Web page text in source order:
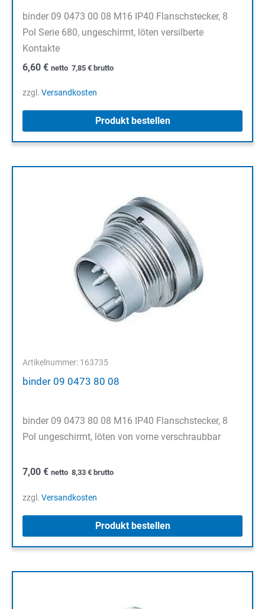
binder 09 0473 00 08 M16 IP40 Flanschstecker, 8
Pol Serie 680, ungeschirmt, löten versilberte
Kontakte
6,60 € netto 7,85 € brutto
zzgl. Versandkosten
Produkt bestellen
Artikelnummer: 163735
binder 09 0473 80 08
binder 09 0473 80 08 M16 IP40 Flanschstecker, 8
Pol ungeschirmt, löten von vorne verschraubbar
7,00 € netto 8,33 € brutto
zzgl. Versandkosten
Produkt bestellen